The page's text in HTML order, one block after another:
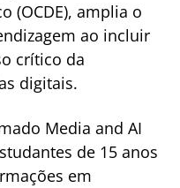
(OCDE), amplia o
ao incluir
crítico da
digitais.
Media and AI
de 15 anos
em